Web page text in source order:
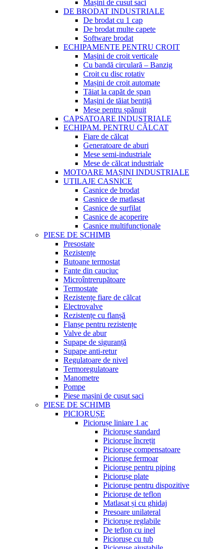
Mașini de cusut saci
DE BRODAT INDUSTRIALE
De brodat cu 1 cap
De brodat multe capete
Software brodat
ECHIPAMENTE PENTRU CROIT
Mașini de croit verticale
Cu bandă circulară – Banzig
Croit cu disc rotativ
Mașini de croit automate
Tăiat la capăt de șpan
Mașini de tăiat bentiță
Mese pentru șpănuit
CAPSATOARE INDUSTRIALE
ECHIPAM. PENTRU CĂLCAT
Fiare de călcat
Generatoare de aburi
Mese semi-industriale
Mese de călcat industriale
MOTOARE MAȘINI INDUSTRIALE
UTILAJE CASNICE
Casnice de brodat
Casnice de matlasat
Casnice de surfilat
Casnice de acoperire
Casnice multifuncționale
PIESE DE SCHIMB
Presostate
Rezistențe
Butoane termostat
Fante din cauciuc
Microîntrerupătoare
Termostate
Rezistențe fiare de călcat
Electrovalve
Rezistențe cu flanșă
Flanșe pentru rezistențe
Valve de abur
Supape de siguranță
Supape anti-retur
Regulatoare de nivel
Termoregulatoare
Manometre
Pompe
Piese mașini de cusut saci
PIESE DE SCHIMB
PICIORUȘE
Piciorușe liniare 1 ac
Piciorușe standard
Piciorușe încrețit
Piciorușe compensatoare
Piciorușe fermoar
Piciorușe pentru piping
Piciorușe plate
Piciorușe pentru dispozitive
Piciorușe de teflon
Matlasat și cu ghidaj
Presoare unilateral
Piciorușe reglabile
De teflon cu inel
Piciorușe cu tub